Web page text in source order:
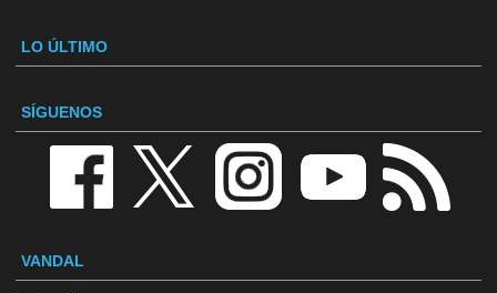
LO ÚLTIMO
SÍGUENOS
VANDAL